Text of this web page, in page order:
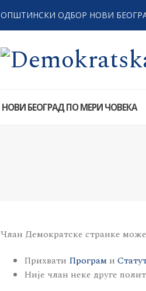
OПШТИНСКИ ОДБОР НОВИ
НОВИ БЕОГРАД ПО МЕРИ ЧОВЕКА
Члан Демократске странке
Прихвати Програм и
Није члан неке друге